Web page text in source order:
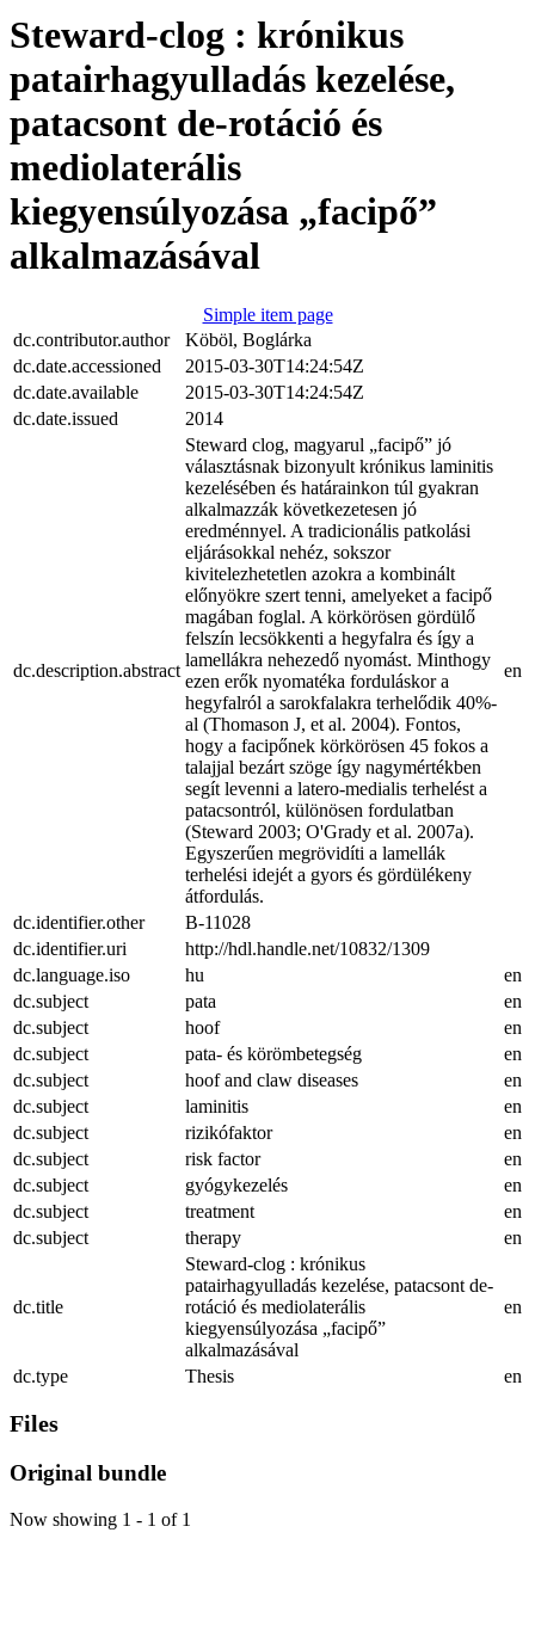
Steward-clog : krónikus
patairhagyulladás kezelése,
patacsont de-rotáció és
mediolaterális
kiegyensúlyozása „facipő”
alkalmazásával
Simple item page
dc.contributor.author
Köböl, Boglárka
dc.date.accessioned
2015-03-30T14:24:54Z
dc.date.available
2015-03-30T14:24:54Z
dc.date.issued
2014
dc.description.abstract
Steward clog, magyarul „facipő” jó
választásnak bizonyult krónikus laminitis
kezelésében és határainkon túl gyakran
alkalmazzák következetesen jó
eredménnyel. A tradicionális patkolási
eljárásokkal nehéz, sokszor
kivitelezhetetlen azokra a kombinált
előnyökre szert tenni, amelyeket a facipő
magában foglal. A körkörösen gördülő
felszín lecsökkenti a hegyfalra és így a
lamellákra nehezedő nyomást. Minthogy
ezen erők nyomatéka forduláskor a
hegyfalról a sarokfalakra terhelődik 40%-
al (Thomason J, et al. 2004). Fontos,
hogy a facipőnek körkörösen 45 fokos a
talajjal bezárt szöge így nagymértékben
segít levenni a latero-medialis terhelést a
patacsontról, különösen fordulatban
(Steward 2003; O'Grady et al. 2007a).
Egyszerűen megrövidíti a lamellák
terhelési idejét a gyors és gördülékeny
átfordulás.
en
dc.identifier.other
B-11028
dc.identifier.uri
http://hdl.handle.net/10832/1309
dc.language.iso
hu
en
dc.subject
pata
en
dc.subject
hoof
en
dc.subject
pata- és körömbetegség
en
dc.subject
hoof and claw diseases
en
dc.subject
laminitis
en
dc.subject
rizikófaktor
en
dc.subject
risk factor
en
dc.subject
gyógykezelés
en
dc.subject
treatment
en
dc.subject
therapy en
dc.title
Steward-clog : krónikus
patairhagyulladás kezelése, patacsont de-
rotáció és mediolaterális
kiegyensúlyozása „facipő”
alkalmazásával
en
dc.type Thesis en
Files
Original bundle
Now showing 1 - 1 of 1